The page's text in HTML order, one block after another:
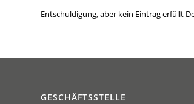
Entschuldigung, aber kein Eintrag erfüllt
GESCHÄFTSSTELLE